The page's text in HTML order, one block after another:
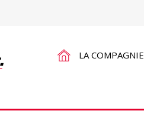
LA COMPAGNIE